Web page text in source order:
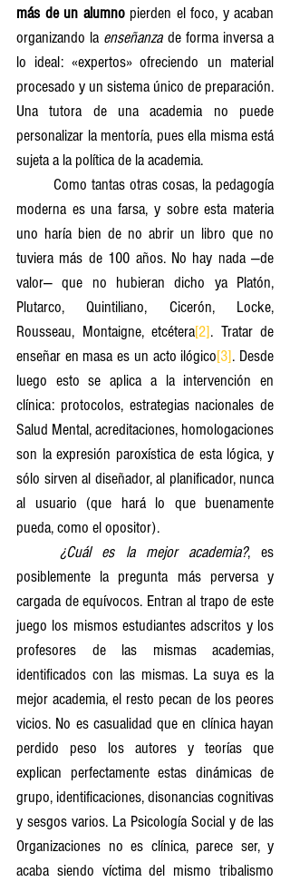
más de un alumno pierden el foco, y acaban
organizando la enseñanza de forma inversa a
lo ideal: «expertos» ofreciendo un material
procesado y un sistema único de preparación.
Una tutora de una academia no puede
personalizar la mentoría, pues ella misma está
sujeta a la política de la academia.
moderna es una farsa, y sobre esta materia
uno haría bien de no abrir un libro que no
tuviera más de 100 años. No hay nada —de
valor— que no hubieran dicho ya Platón,
Plutarco, Quintiliano, Cicerón, Locke,
Rousseau, Montaigne, etcétera[2]. Tratar de
enseñar en masa es un acto ilógico[3]. Desde
luego esto se aplica a la intervención en
clínica: protocolos, estrategias nacionales de
Salud Mental, acreditaciones, homologaciones
son la expresión paroxística de esta lógica, y
sólo sirven al diseñador, al planificador, nunca
al usuario (que hará lo que buenamente
pueda, como el opositor).
	¿Cuál es la mejor academia?
, es
posiblemente la pregunta más perversa y
cargada de equívocos. Entran al trapo de este
juego los mismos estudiantes adscritos y los
profesores de las mismas academias,
identificados con las mismas. La suya es la
mejor academia, el resto pecan de los peores
vicios. No es casualidad que en clínica hayan
perdido peso los autores y teorías que
explican perfectamente estas dinámicas de
grupo, identificaciones, disonancias cognitivas
y sesgos varios. La Psicología Social y de las
Organizaciones no es clínica, parece ser, y
acaba siendo víctima del mismo tribalismo